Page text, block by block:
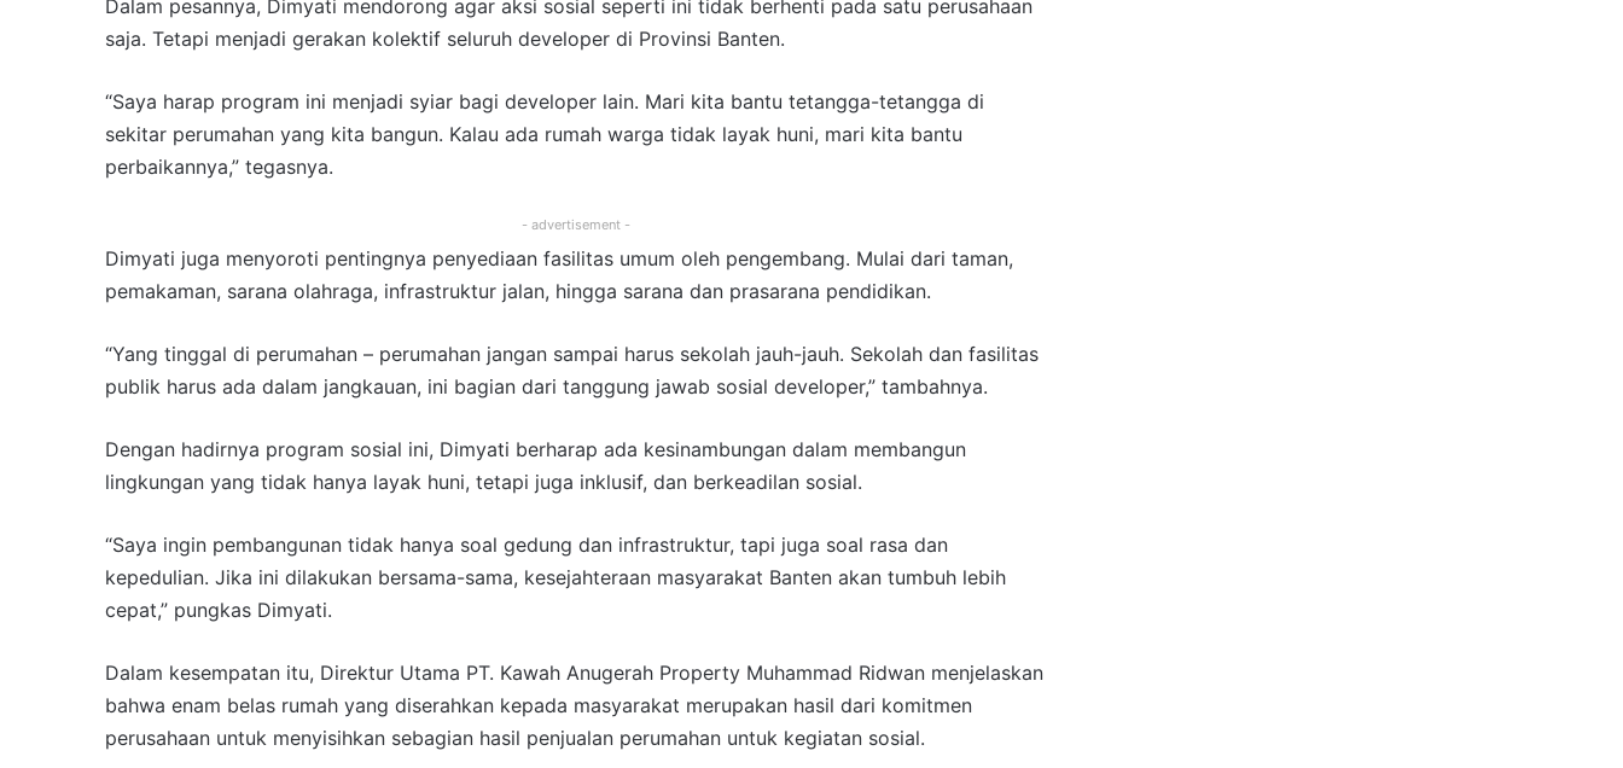
Dalam pesannya, Dimyati mendorong agar aksi sosial seperti ini tidak berhenti pada satu perusahaan
saja. Tetapi menjadi gerakan kolektif seluruh developer di Provinsi Banten.
“Saya harap program ini menjadi syiar bagi developer lain. Mari kita bantu tetangga-tetangga di
sekitar perumahan yang kita bangun. Kalau ada rumah warga tidak layak huni, mari kita bantu
perbaikannya,” tegasnya.
- advertisement -
Dimyati juga menyoroti pentingnya penyediaan fasilitas umum oleh pengembang. Mulai dari taman,
pemakaman, sarana olahraga, infrastruktur jalan, hingga sarana dan prasarana pendidikan.
“Yang tinggal di perumahan – perumahan jangan sampai harus sekolah jauh-jauh. Sekolah dan fasilitas
publik harus ada dalam jangkauan, ini bagian dari tanggung jawab sosial developer,” tambahnya.
Dengan hadirnya program sosial ini, Dimyati berharap ada kesinambungan dalam membangun
lingkungan yang tidak hanya layak huni, tetapi juga inklusif, dan berkeadilan sosial.
“Saya ingin pembangunan tidak hanya soal gedung dan infrastruktur, tapi juga soal rasa dan
kepedulian. Jika ini dilakukan bersama-sama, kesejahteraan masyarakat Banten akan tumbuh lebih
cepat,” pungkas Dimyati.
Dalam kesempatan itu, Direktur Utama PT. Kawah Anugerah Property Muhammad Ridwan menjelaskan
bahwa enam belas rumah yang diserahkan kepada masyarakat merupakan hasil dari komitmen
perusahaan untuk menyisihkan sebagian hasil penjualan perumahan untuk kegiatan sosial.